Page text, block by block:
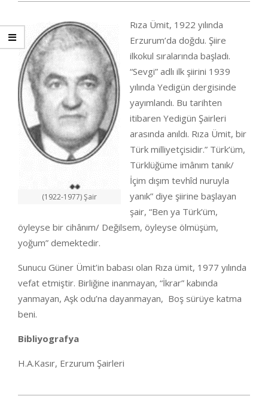
(1922-1977) Şair
Rıza Ümit, 1922 yılında
Erzurum’da doğdu. Şiire
ilkokul sıralarında başladı.
“Sevgi” adlı ilk şiirini 1939
yılında Yedigün dergisinde
yayımlandı. Bu tarihten
itibaren Yedigün Şairleri
arasında anıldı. Rıza Ümit, bir
Türk milliyetçisidir.” Türk’üm,
Türklüğüme imânım tanık/
İçim dışım tevhîd nuruyla
yanık” diye şiirine başlayan
şair, “Ben ya Türk’üm,
öyleyse bir cihânım/ Değilsem, öyleyse ölmüşüm,
yoğum” demektedir.
Sunucu Güner Ümit’in babası olan Rıza ümit, 1977 yılında
vefat etmiştir. Birliğine inanmayan, “İkrar” kabında
yanmayan, Aşk odu’na dayanmayan, Boş sürüye katma
beni.
Bibliyografya
H.A.Kasır, Erzurum Şairleri